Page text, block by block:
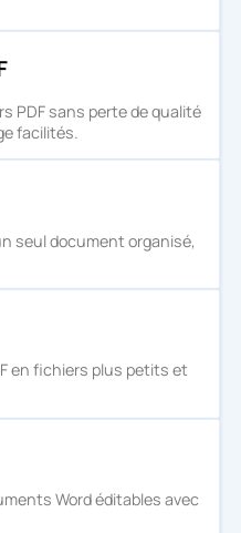
PDF sans perte de qualité
facilités.
seul document organisé,
en fichiers plus petits et
Word éditables avec